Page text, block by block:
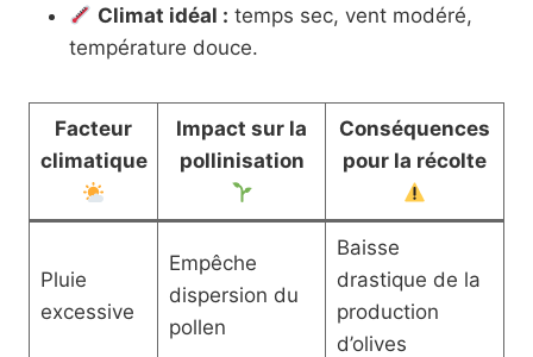
Climat idéal : temps sec, vent modéré,
température douce.
Facteur
climatique
Impact sur la
pollinisation
Conséquences
pour la récolte
Pluie
excessive
Empêche
dispersion du
pollen
Baisse
drastique de la
production
d’olives